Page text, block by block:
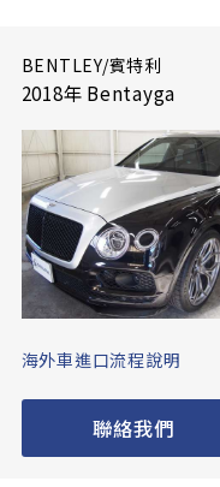
BENTLEY/賓特利
2018年 Bentayga
海外車進口流程說明
聯絡我們